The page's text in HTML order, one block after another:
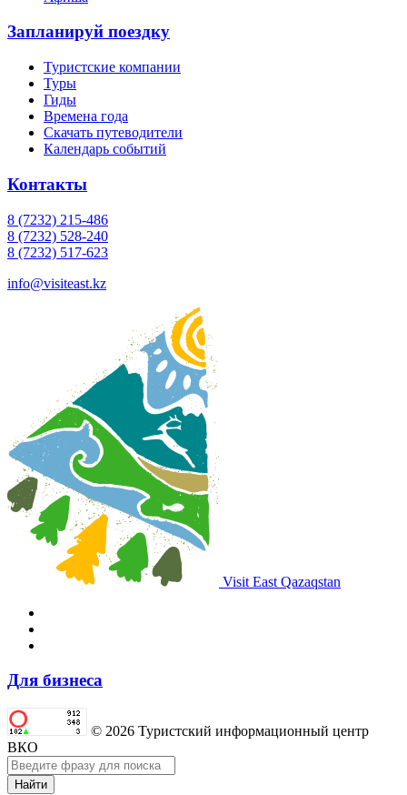
Запланируй поездку
Туристские компании
Туры
Гиды
Времена года
Скачать путеводители
Календарь событий
Контакты
8 (7232) 215-486
8 (7232) 528-240
8 (7232) 517-623
info@visiteast.kz
Visit East Qazaqstan
Для бизнеса
© 2026 Туристский информационный центр
ВКО
Найти